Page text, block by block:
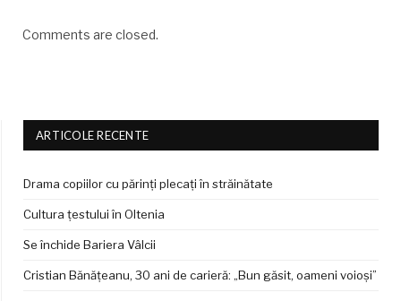
Comments are closed.
ARTICOLE RECENTE
Drama copiilor cu părinți plecați în străinătate
Cultura țestului în Oltenia
Se închide Bariera Vâlcii
Cristian Bănățeanu, 30 ani de carieră: „Bun găsit, oameni voioși”